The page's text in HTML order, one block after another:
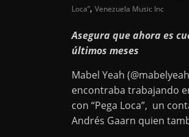
Loca”, Venezuela Music Inc
Asegura que ahora es
últimos meses
Mabel Yeah
encontraba trabajando
con “Pega Loca”, un
Andrés Gaarn quien